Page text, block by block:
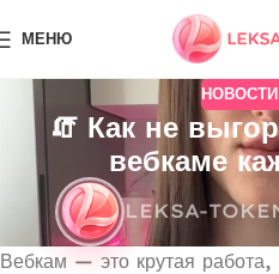
МЕНЮ
🧯 Как не
вебкаме
LEKSA-
Вебкам — это крутая